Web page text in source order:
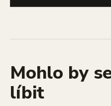
Mohlo by
líbit